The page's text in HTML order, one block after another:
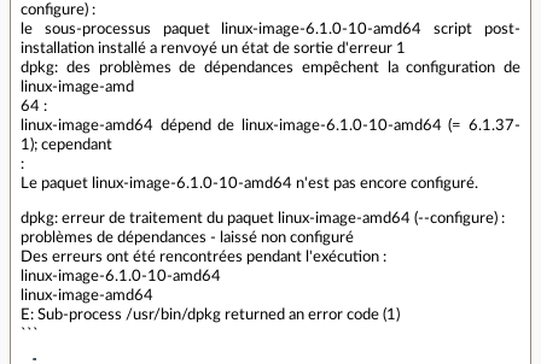
configure) :
le sous-processus paquet linux-image-6.1.0-10-amd64 script post-
installation installé a renvoyé un état de sortie d'erreur 1
dpkg: des problèmes de dépendances empêchent la configuration de
linux-image-amd
64 :
linux-image-amd64 dépend de linux-image-6.1.0-10-amd64 (= 6.1.37-
1); cependant
:
Le paquet linux-image-6.1.0-10-amd64 n'est pas encore configuré.
dpkg: erreur de traitement du paquet linux-image-amd64 (--configure) :
problèmes de dépendances - laissé non configuré
Des erreurs ont été rencontrées pendant l'exécution :
linux-image-6.1.0-10-amd64
linux-image-amd64
E: Sub-process /usr/bin/dpkg returned an error code (1)
```